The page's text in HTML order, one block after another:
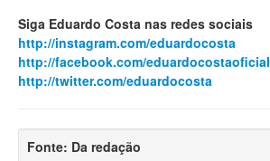
Siga Eduardo Costa nas redes sociais
http://instagram.com/eduardocosta
http://facebook.com/eduardocostaoficial
http://twitter.com/eduardocosta
Fonte: Da redação